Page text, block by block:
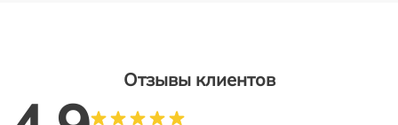
Отзывы клиентов